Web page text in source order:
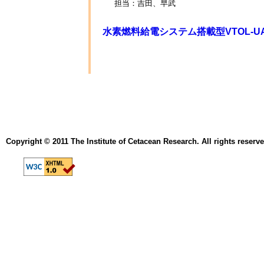
担当：吉田、早武
水素燃料給電システム搭載型VTOL-
Copyright © 2011 The Institute of Cetacean Research. All rights